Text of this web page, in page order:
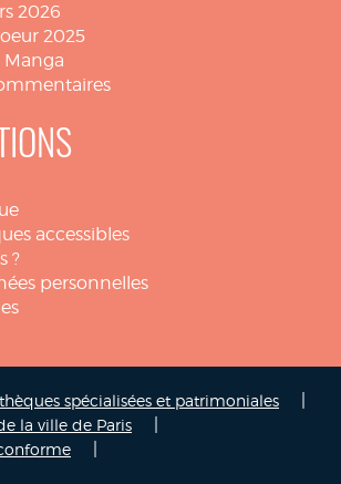
2026
2025
Manga
accessibles
?
personnelles
spécialisées et patrimoniales
la ville de Paris